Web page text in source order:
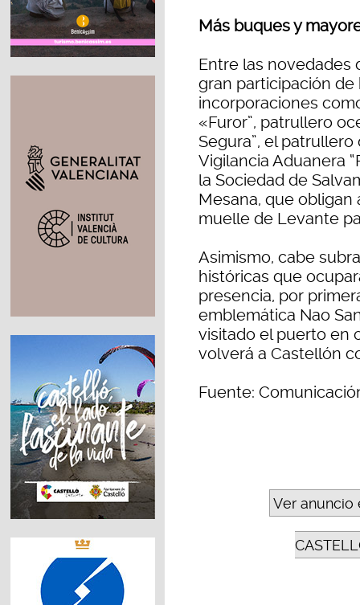
Más buques y
Entre las novedades
gran participación
incorporaciones
«Furor”, patrullero
Segura”, el
Vigilancia Aduanera
la Sociedad de
Mesana, que
muelle de Levante
Asimismo, cabe
históricas que
presencia, por
emblemática Nao
visitado el puerto en
volverá a Castellón
Fuente:
Ver anuncio